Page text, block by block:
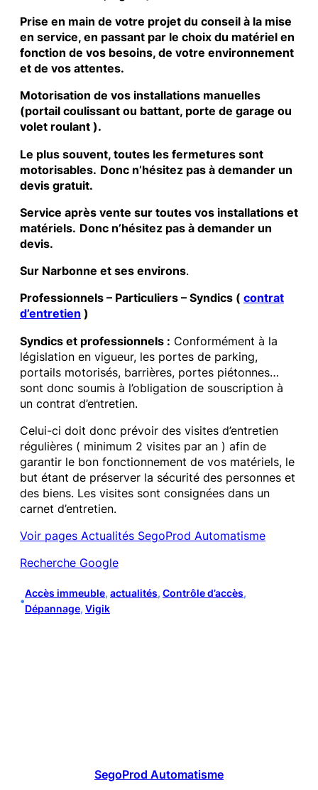
Prise en main de votre projet du conseil à la mise
en service, en passant par le choix du matériel en
fonction de vos besoins, de votre environnement
et de vos attentes.
Motorisation de vos installations manuelles
(portail coulissant ou battant, porte de garage ou
volet roulant ).
Le plus souvent, toutes les fermetures sont
motorisables. Donc n’hésitez pas à demander un
devis gratuit.
Service après vente sur toutes vos installations et
matériels. Donc n’hésitez pas à demander un
devis.
Sur Narbonne et ses environs.
Professionnels – Particuliers – Syndics ( contrat
d’entretien )
Syndics et professionnels : Conformément à la
législation en vigueur, les portes de parking,
portails motorisés, barrières, portes piétonnes…
sont donc soumis à l’obligation de souscription à
un contrat d’entretien.
Celui-ci doit donc prévoir des visites d’entretien
régulières ( minimum 2 visites par an ) afin de
garantir le bon fonctionnement de vos matériels, le
but étant de préserver la sécurité des personnes et
des biens. Les visites sont consignées dans un
carnet d’entretien.
Voir pages Actualités SegoProd Automatisme
Recherche Google
•
Accès immeuble, actualités, Contrôle d’accès
Dépannage, Vigik
SegoProd Automatisme